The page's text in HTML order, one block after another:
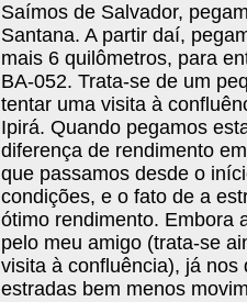
Saímos de Salvador,
Santana. A partir daí,
mais 6 quilômetros, para
BA-052. Trata-se de um
tentar uma visita à
Ipirá. Quando pegamos
diferença de rendimento
que passamos desde o
condições, e o fato de a
ótimo rendimento. Embora
pelo meu amigo (trata-se
visita à confluência), já
estradas bem menos